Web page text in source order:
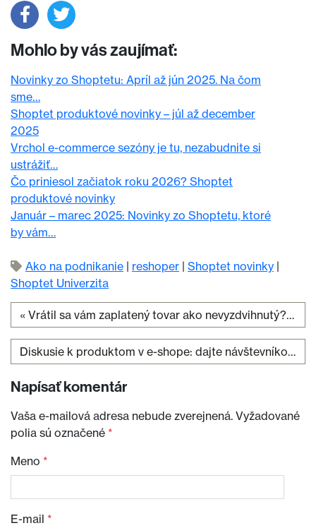
Mohlo by vás zaujímať:
Novinky zo Shoptetu: Apríl až jún 2025. Na čom
sme…
Shoptet produktové novinky – júl až december
2025
Vrchol e-commerce sezóny je tu, nezabudnite si
ustrážiť…
Čo priniesol začiatok roku 2026? Shoptet
produktové novinky
Január – marec 2025: Novinky zo Shoptetu, ktoré
by vám…
Ako na podnikanie | reshoper | Shoptet novinky |
Shoptet Univerzita
Navigácia v článku
« Vrátil sa vám zaplatený tovar ako nevyzdvihnutý? Zistite, čo treba urobiť
Diskusie k produktom v e-shope: dajte návštevníkom možnosť vyjadriť sa
Napísať komentár
Vaša e-mailová adresa nebude zverejnená. Vyžadované
polia sú označené *
Meno *
E-mail *